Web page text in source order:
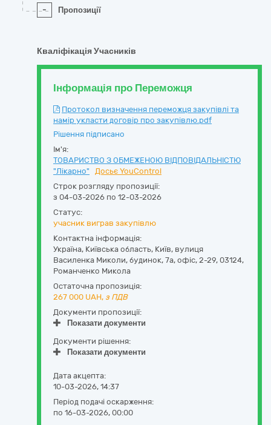
- Пропозиції
Кваліфікація Учасників
Інформація про Переможця
Протокол визначення переможця закупівлі та
намір укласти договір про закупівлю.pdf
Рішення підписано
Ім'я:
ТОВАРИСТВО З ОБМЕЖЕНОЮ ВІДПОВІДАЛЬНІСТЮ
"Лікарно"
Досьє YouControl
Строк розгляду пропозиції:
з 04-03-2026 по 12-03-2026
Статус:
учасник виграв закупівлю
Контактна інформація:
Україна, Київська область, Київ, вулиця
Василенка Миколи, будинок, 7а, офіс, 2-29, 03124,
Романченко Микола
Остаточна пропозиція:
267 000 UAH, з ПДВ
Документи пропозиції:
Показати документи
Документи рішення:
Показати документи
Дата акцепта:
10-03-2026, 14:37
Період подачі оскарження:
по 16-03-2026, 00:00